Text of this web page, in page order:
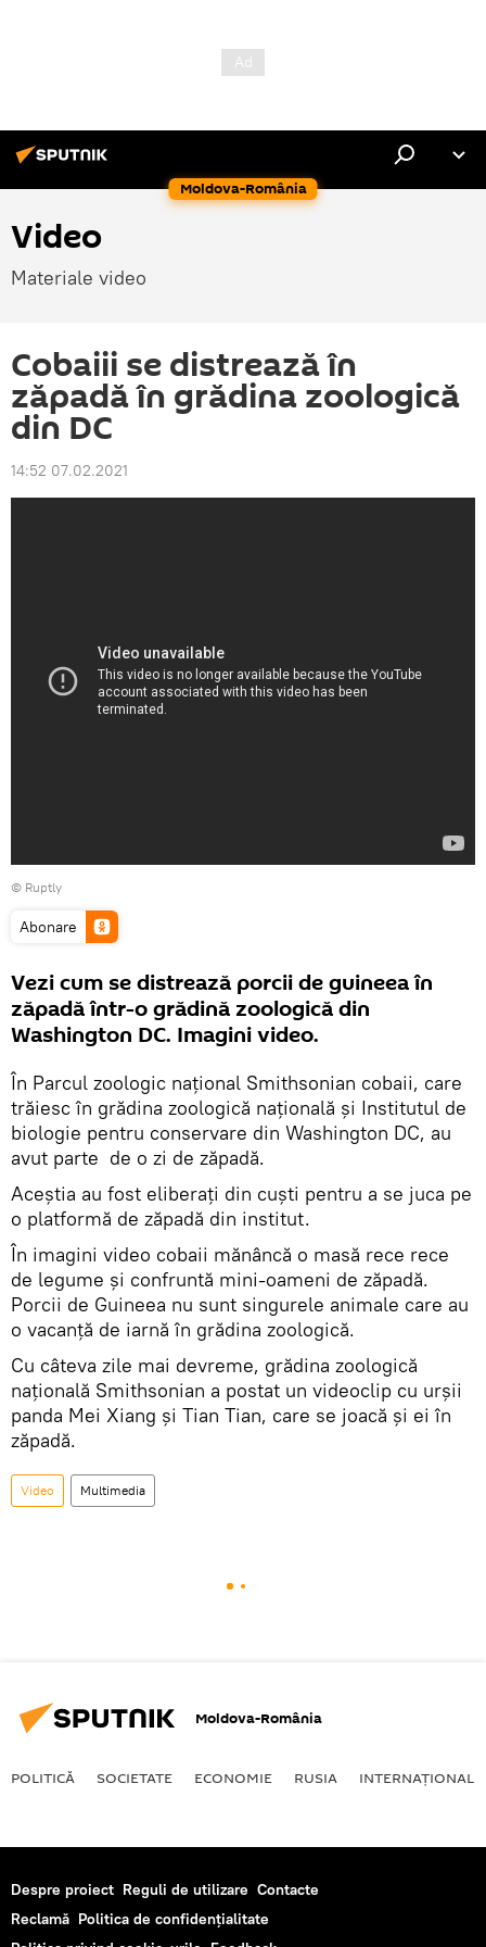
Moldova-România
Video
Materiale video
Cobaiii se distrează în
zăpadă în grădina zoologică
din DC
14:52 07.02.2021
© Ruptly
Abonare
Vezi cum se distrează porcii de guineea în
zăpadă într-o grădină zoologică din
Washington DC. Imagini video.
În Parcul zoologic național Smithsonian cobaii, care
trăiesc în grădina zoologică națională și Institutul de
biologie pentru conservare din Washington DC, au
avut parte de o zi de zăpadă.
Aceștia au fost eliberați din cuști pentru a se juca pe
o platformă de zăpadă din institut.
În imagini video cobaii mănâncă o masă rece rece
de legume și confruntă mini-oameni de zăpadă.
Porcii de Guineea nu sunt singurele animale care au
o vacanță de iarnă în grădina zoologică.
Cu câteva zile mai devreme, grădina zoologică
națională Smithsonian a postat un videoclip cu urșii
panda Mei Xiang și Tian Tian, care se joacă și ei în
zăpadă.
Video Multimedia
Moldova-România
POLITICĂ SOCIETATE ECONOMIE RUSIA INTERNAŢIONAL
Despre proiect Reguli de utilizare Contacte
Reclamă Politica de confidențialitate